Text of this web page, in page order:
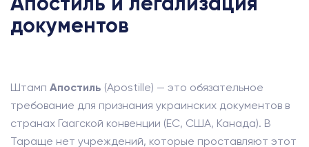
документов
Штамп Апостиль (Apostille) — это обязательное
требование для признания украинских документов в
странах Гаагской конвенции (ЕС, США, Канада). В
Тараще нет учреждений, которые проставляют этот